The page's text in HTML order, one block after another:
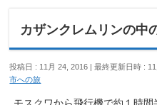
カザンクレムリンの中
投稿日 : 11月 24, 2016 最終更新日時 :
市への旅